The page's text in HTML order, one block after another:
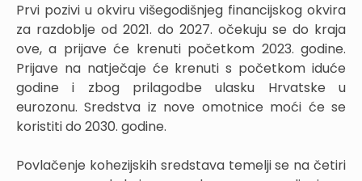
Prvi pozivi u okviru višegodišnjeg financijskog okvira
za razdoblje od 2021. do 2027. očekuju se do kraja
ove, a prijave će krenuti početkom 2023. godine.
Prijave na natječaje će krenuti s početkom iduće
godine i zbog prilagodbe ulasku Hrvatske u
eurozonu. Sredstva iz nove omotnice moći će se
koristiti do 2030. godine.
Povlačenje kohezijskih sredstava temelji se na četiri